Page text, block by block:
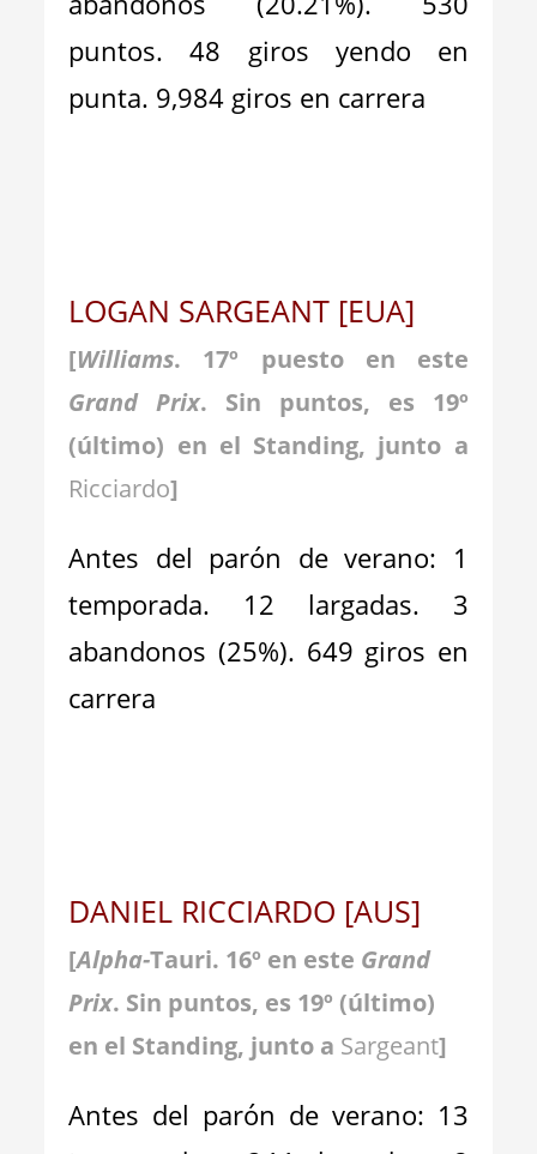
puntos. 48 giros yendo en
punta. 9,984 giros en carrera
LOGAN SARGEANT [EUA]
[Williams. 17º puesto en este
Grand Prix. Sin puntos, es 19º
(último) en el Standing, junto a
Ricciardo]
Antes del parón de verano: 1
temporada. 12 largadas. 3
abandonos (25%). 649 giros en
carrera
DANIEL RICCIARDO [AUS]
[Alpha-Tauri. 16º en este Grand
Prix. Sin puntos, es 19º (último)
en el Standing, junto a Sargeant]
Antes del parón de verano: 13